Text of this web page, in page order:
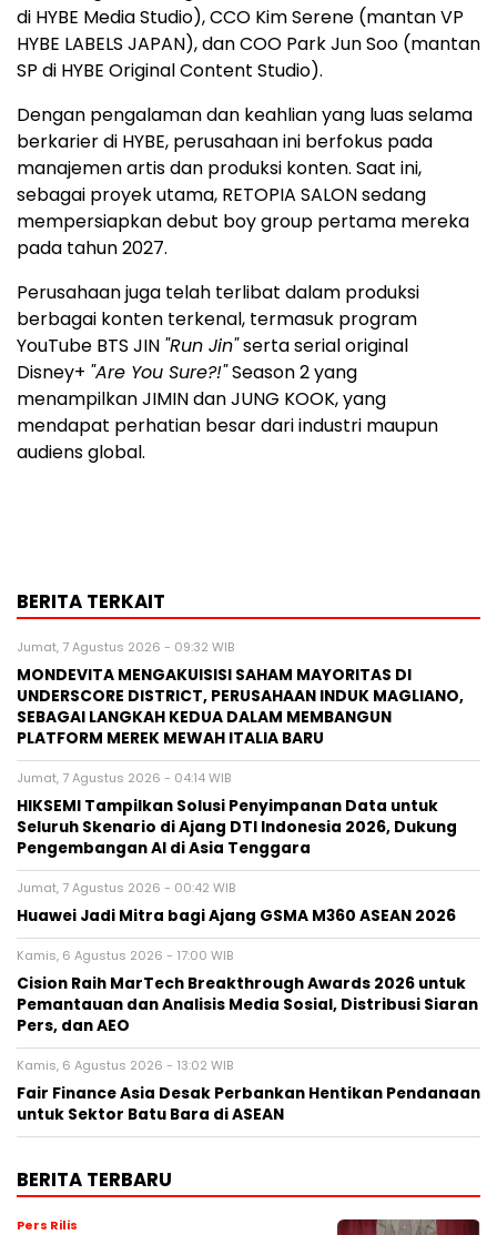
di HYBE Media Studio), CCO Kim Serene (mantan VP
HYBE LABELS JAPAN), dan COO Park Jun Soo (mantan
SP di HYBE Original Content Studio).
Dengan pengalaman dan keahlian yang luas selama
berkarier di HYBE, perusahaan ini berfokus pada
manajemen artis dan produksi konten. Saat ini,
sebagai proyek utama, RETOPIA SALON sedang
mempersiapkan debut boy group pertama mereka
pada tahun 2027.
Perusahaan juga telah terlibat dalam produksi
berbagai konten terkenal, termasuk program
YouTube BTS JIN "Run Jin"serta serial original
Disney+ "Are You Sure?!"Season 2 yang
menampilkan JIMIN dan JUNG KOOK, yang
mendapat perhatian besar dari industri maupun
audiens global.
BERITA TERKAIT
Jumat, 7 Agustus 2026 - 09:32 WIB
MONDEVITA MENGAKUISISI SAHAM MAYORITAS DI
UNDERSCORE DISTRICT, PERUSAHAAN INDUK MAGLIANO,
SEBAGAI LANGKAH KEDUA DALAM MEMBANGUN
PLATFORM MEREK MEWAH ITALIA BARU
Jumat, 7 Agustus 2026 - 04:14 WIB
HIKSEMI Tampilkan Solusi Penyimpanan Data untuk
Seluruh Skenario di Ajang DTI Indonesia 2026, Dukung
Pengembangan AI di Asia Tenggara
Jumat, 7 Agustus 2026 - 00:42 WIB
Huawei Jadi Mitra bagi Ajang GSMA M360 ASEAN 2026
Kamis, 6 Agustus 2026 - 17:00 WIB
Cision Raih MarTech Breakthrough Awards 2026 untuk
Pemantauan dan Analisis Media Sosial, Distribusi Siaran
Pers, dan AEO
Kamis, 6 Agustus 2026 - 13:02 WIB
Fair Finance Asia Desak Perbankan Hentikan Pendanaan
untuk Sektor Batu Bara di ASEAN
BERITA TERBARU
Pers Rilis